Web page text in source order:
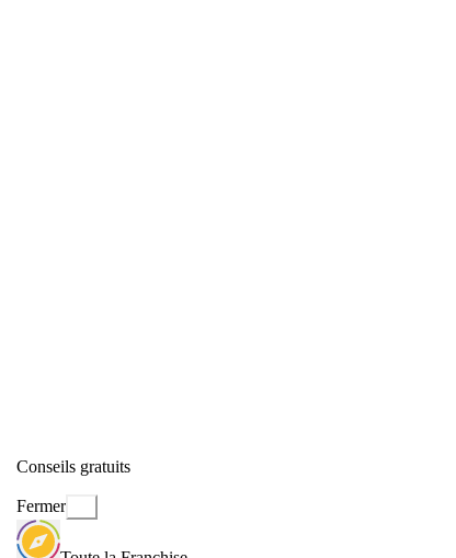
Conseils gratuits
Fermer